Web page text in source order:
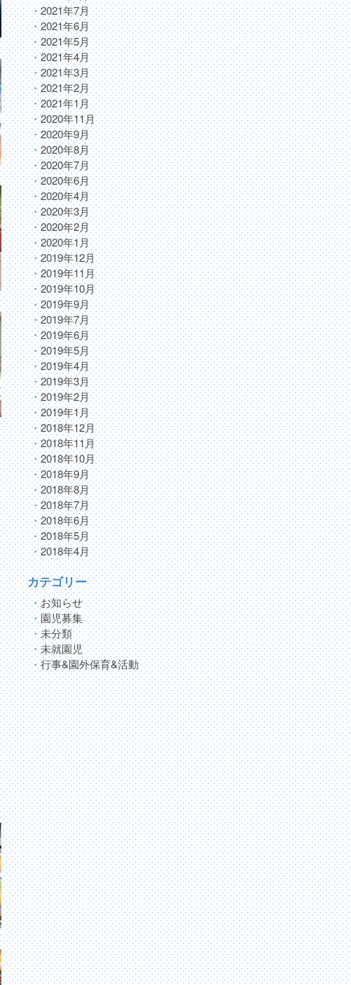
2021年7月
2021年6月
2021年5月
2021年4月
2021年3月
2021年2月
2021年1月
2020年11月
2020年9月
2020年8月
2020年7月
2020年6月
2020年4月
2020年3月
2020年2月
2020年1月
2019年12月
2019年11月
2019年10月
2019年9月
2019年7月
2019年6月
2019年5月
2019年4月
2019年3月
2019年2月
2019年1月
2018年12月
2018年11月
2018年10月
2018年9月
2018年8月
2018年7月
2018年6月
2018年5月
2018年4月
カテゴリー
お知らせ
園児募集
未分類
未就園児
行事&園外保育&活動